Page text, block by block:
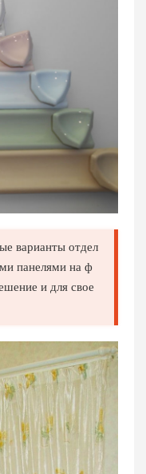
варианты отдел
панелями на ф
и для свое